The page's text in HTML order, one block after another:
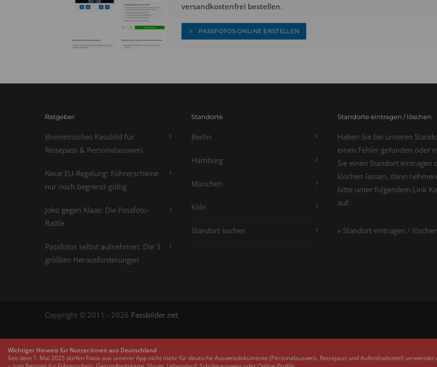
versandkostenfrei bestellen.
PASSFOTOS ONLINE ERSTELLEN
Ratgeber
Biometrisches Passbild für
Reisepass & Personalausweis
Neue EU-Regelung: Führerscheine
nur noch begrenzt gültig
Joko gegen Klaas: Die Passfoto-
Battle
Passfotos selbst aufnehmen: Die 3
größten Herausforderungen
Standorte
Berlin
Hamburg
München
Köln
Standort suchen
Standorte eintragen / löschen
Haben Sie bei unseren
einen Fehler gefunden oder
Sie einen Standort eintragen
löschen lassen, dann
bitte unter folgendem Link
auf:
» Standort eintragen / löschen
Copyright © 2011 - 2026 Passbilder.net
Wichtiger Hinweis für Nutzer:innen aus Deutschland
Seit dem 1. Mai 2025 dürfen Fotos aus unserer App nicht mehr für deutsche Ausweisdokumente (Personalausweis, Reisepass und Aufenthaltstitel)